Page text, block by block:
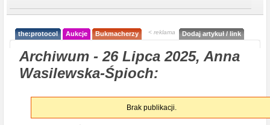
the:protocol Aukcje Bukmacherzy < reklama Dodaj artykuł / link
Archiwum - 26 Lipca 2025, Anna
Wasilewska-Śpioch:
Brak publikacji.